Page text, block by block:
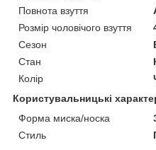
Повнота взуття
Розмір чоловічого взуття
Сезон
Стан
Колір
Користувальницькі
Форма миска/носка
Стиль